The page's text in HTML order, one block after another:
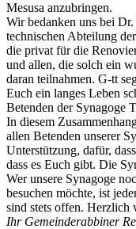
Mesusa anzubringen.
Wir bedanken uns bei
technischen Abteilung
die privat für die
und allen, die solch ein
daran teilnahmen. G-tt
Euch ein langes Leben
Betenden der Synagoge
In diesem
allen Betenden unserer
Unterstützung, dafür,
dass es Euch gibt. Die
Wer unsere Synagoge
besuchen möchte, ist
sind stets offen.
Ihr Gemeinderabbiner